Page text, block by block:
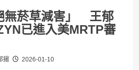
無菸草減害」 王郁
已進入美MRTP審
揚 2026-01-10